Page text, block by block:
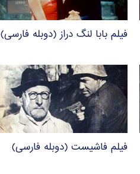
فیلم بابا لنگ دراز (دوبله فارسی)
فیلم فاشیست (دوبله فارسی)